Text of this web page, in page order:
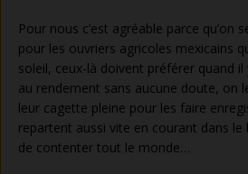
Pour nous c’est agréable parce qu’on
pour les ouvriers agricoles mexicains
soleil, ceux-là doivent préférer quand il
au rendement sans aucune doute, on
leur cagette pleine pour les faire
repartent aussi vite en courant dans
de contenter tout le monde…